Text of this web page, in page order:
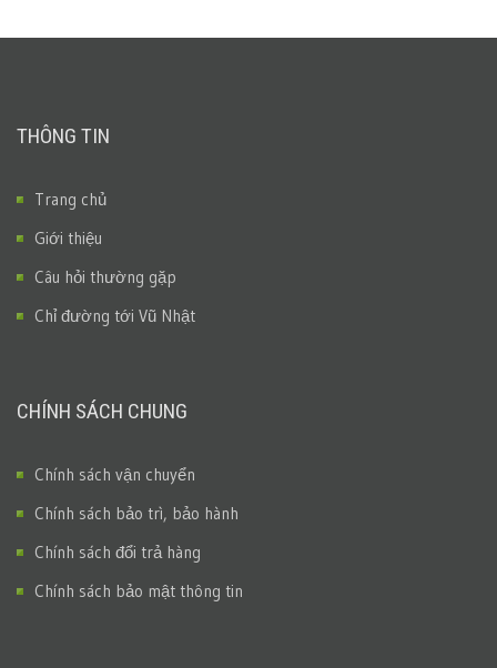
Removu
THÔNG TIN
Trang chủ
Giới thiệu
Câu hỏi thường gặp
Chỉ đường tới Vũ Nhật
CHÍNH SÁCH CHUNG
Chính sách vận chuyển
Chính sách bảo trì, bảo hành
Chính sách đổi trả hàng
Chính sách bảo mật thông tin